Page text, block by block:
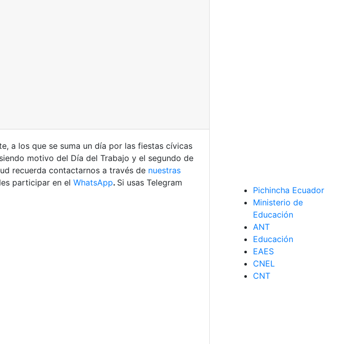
a los que se suma un día por las fiestas cívicas
motivo del Día del Trabajo y el segundo de
recuerda contactarnos a través de nuestras
participar en el WhatsApp. Si usas Telegram
Pichincha Ecuador
Ministerio de
Educación
ANT
Educación
EAES
CNEL
CNT